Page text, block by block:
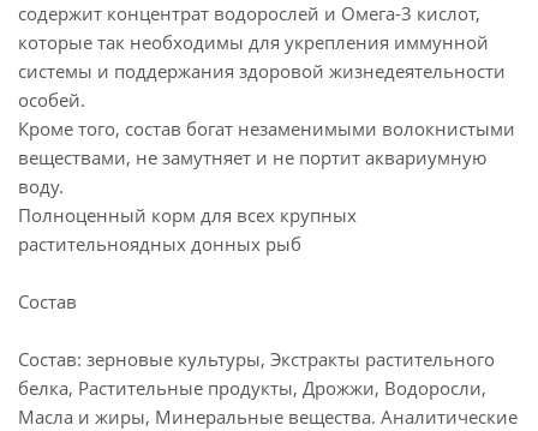
содержит концентрат водорослей и Омега-3 кислот,
которые так необходимы для укрепления иммунной
системы и поддержания здоровой жизнедеятельности
особей.
Кроме того, состав богат незаменимыми волокнистыми
веществами, не замутняет и не портит аквариумную
воду.
Полноценный корм для всех крупных
растительноядных донных рыб
Состав
Состав: зерновые культуры, Экстракты растительного
белка, Растительные продукты, Дрожжи, Водоросли,
Масла и жиры, Минеральные вещества. Аналитические